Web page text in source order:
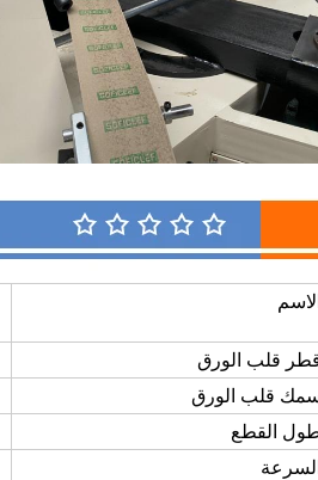
الاسم
قلب الورق
قلب الورق
القطع
السرعة